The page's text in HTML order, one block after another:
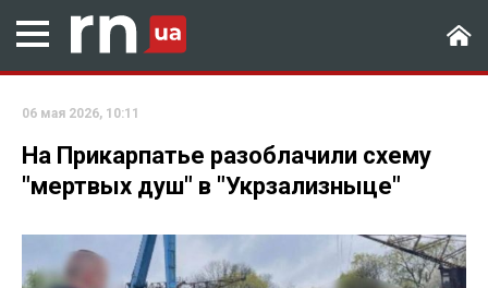
06 мая 2026, 10:11
На Прикарпатье разоблачили схему
"мертвых душ" в "Укрзализныце"